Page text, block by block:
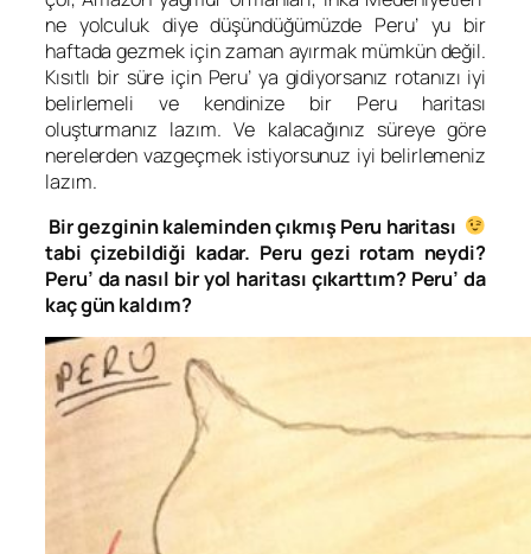
ne yolculuk diye düşündüğümüzde Peru’ yu bir
haftada gezmek için zaman ayırmak mümkün değil.
Kısıtlı bir süre için Peru’ ya gidiyorsanız rotanızı iyi
belirlemeli ve kendinize bir Peru haritası
oluşturmanız lazım. Ve kalacağınız süreye göre
nerelerden vazgeçmek istiyorsunuz iyi belirlemeniz
lazım.
Bir gezginin kaleminden çıkmış Peru haritası
tabi çizebildiği kadar. Peru gezi rotam neydi?
Peru’ da nasıl bir yol haritası çıkarttım? Peru’ da
kaç gün kaldım?